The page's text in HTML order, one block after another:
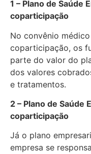
1 – Plano de Saúde
coparticipação
No convênio
coparticipação, os
parte do valor do
dos valores
e tratamentos.
2 – Plano de Saúde
coparticipação
Já o plano
empresa se